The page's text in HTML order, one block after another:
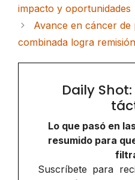
impacto y oportunidades
Avance en cáncer de
combinada logra
Daily
Lo que pasó en
resumido para
Suscríbete para